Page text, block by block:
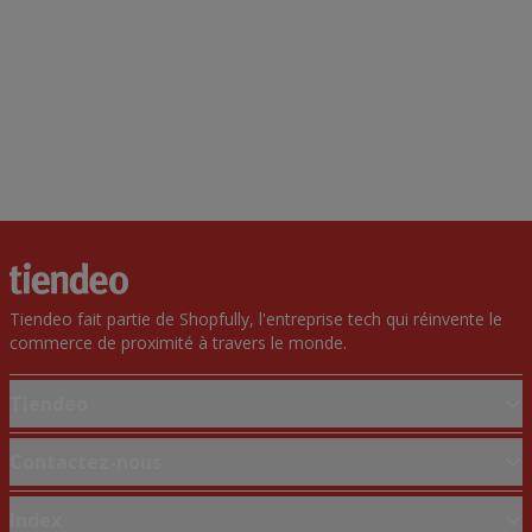
Tiendeo fait partie de Shopfully, l'entreprise tech qui réinvente le
commerce de proximité à travers le monde.
Solutions professionnelles